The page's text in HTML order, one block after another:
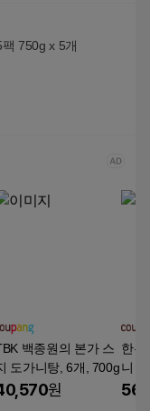
750g x 5개
백종원의 본가 스
도가니탕, 6개, 700g
원
한우
니